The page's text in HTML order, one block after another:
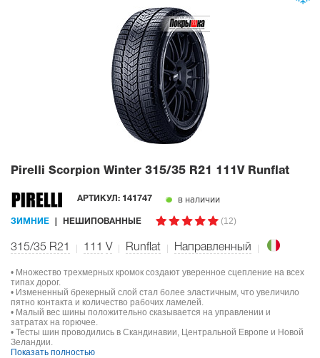
Pirelli Scorpion Winter 315/35 R21 111V Runflat
АРТИКУЛ: 141747 в наличии
ЗИМНИЕ НЕШИПОВАННЫЕ (12)
315/35 R21 111 V Runflat Направленный
• Множество трехмерных кромок создают уверенное сцепление на всех
типах дорог.
• Измененный брекерный слой стал более эластичным, что увеличило
пятно контакта и количество рабочих ламелей.
• Малый вес шины положительно сказывается на управлении и
затратах на горючее.
• Тесты шин проводились в Скандинавии, Центральной Европе и Новой
Зеландии.
Показать полностью